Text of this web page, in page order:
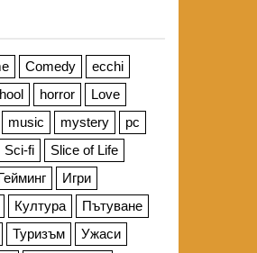
Comedy
ecchi
horror
Love
music mystery
pc
Sci-fi
Slice of Life
Игри
Култура
Пътуване
Туризъм
Ужаси